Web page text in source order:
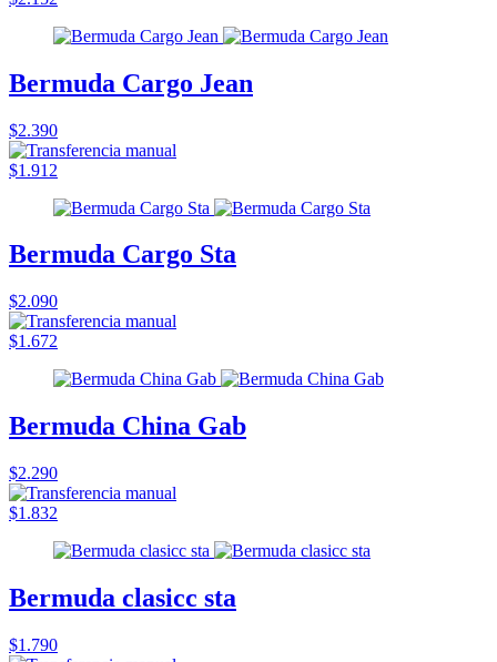
Bermuda Cargo Jean
$2.390
$1.912
Bermuda Cargo Sta
$2.090
$1.672
Bermuda China Gab
$2.290
$1.832
Bermuda clasicc sta
$1.790